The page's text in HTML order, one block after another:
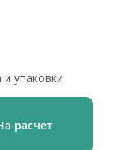
упаковки
расчет